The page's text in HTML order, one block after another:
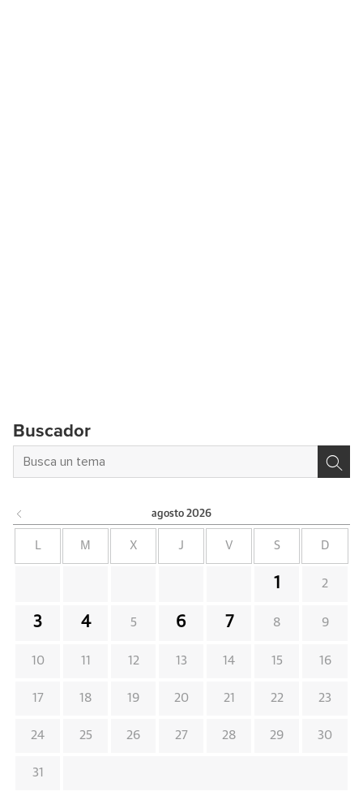
Buscador
agosto 2026
L M X J V S D
1 2
3 4 5 6 7 8 9
10 11 12 13 14 15 16
17 18 19 20 21 22 23
24 25 26 27 28 29 30
31